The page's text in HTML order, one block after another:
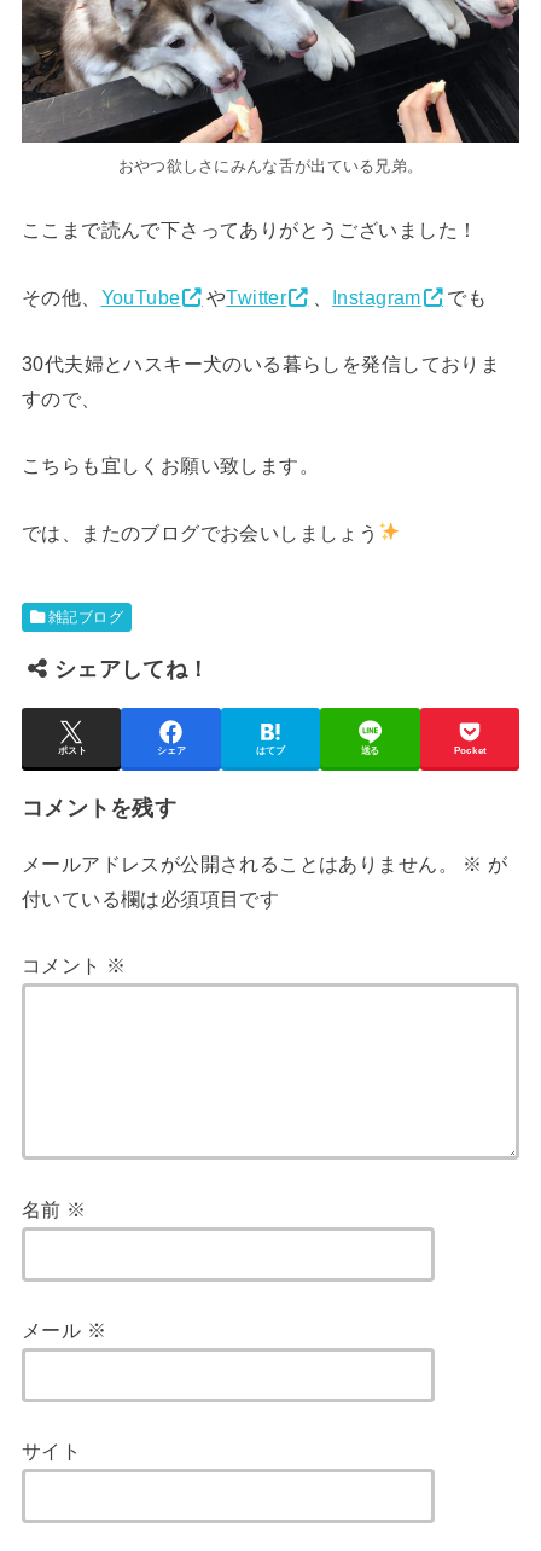
おやつ欲しさにみんな舌が出ている兄弟。
ここまで読んで下さってありがとうございました！
その他、 YouTube やTwitter Instagram でも
30代夫婦とハスキー犬のいる暮らし を発信しておりま
すので、
こちらも宜しくお願い致します。
では、またのブログでお会いしましょう
雑記ブログ
シェアしてね！
ポスト シェア はてブ 送る Pocket
コメントを残す
メールアドレスが公開されることはありません。 ※ が
付いている欄は必須項目です
コメント ※
名前 ※
メール ※
サイト